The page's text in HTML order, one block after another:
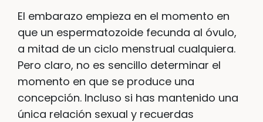
El embarazo empieza en el momento en
que un espermatozoide fecunda al óvulo,
a mitad de un ciclo menstrual cualquiera.
Pero claro, no es sencillo determinar el
momento en que se produce una
concepción. Incluso si has mantenido una
única relación sexual y recuerdas